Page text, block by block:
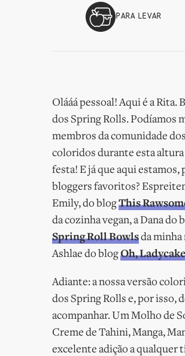
PARA LEVAR
Olááá pessoal! Aqui é a
dos Spring Rolls. Podíamos
membros da comunidade
coloridos durante esta altura
festa! E já que aqui
bloggers favoritos?
Emily, do blogThis
da cozinha vegan, a Dana do
Spring Roll Bowlsda
Ashlae do blogOh,
Adiante: a nossa versão
dos Spring Rolls e, por isso,
acompanhar. Um Molho de
Creme de Tahini, Manga,
excelente adição a qualquer